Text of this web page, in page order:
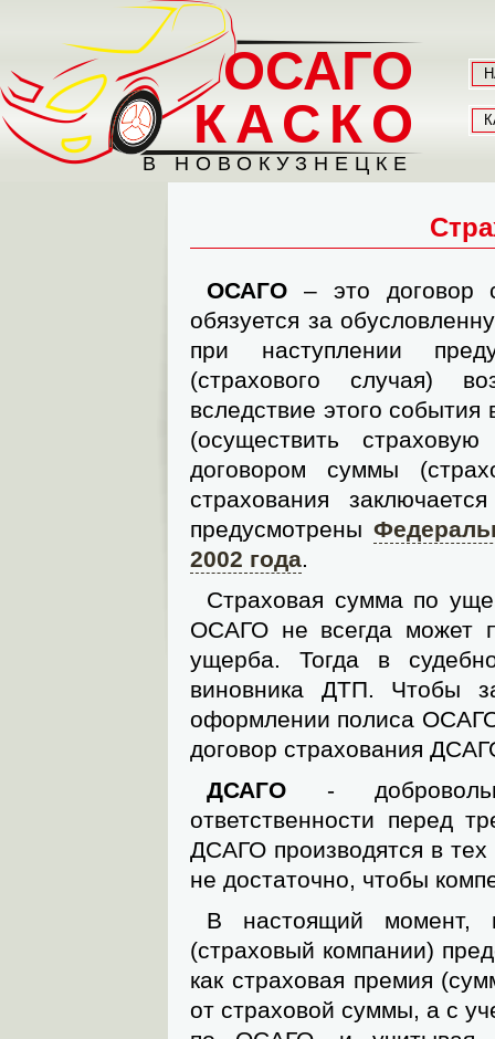
ОСАГО
КАСКО
В НОВОКУЗНЕЦКЕ
ОСАГО – это договор
обязуется за
при наступлении
(страхового случая)
вследствие этого
(осуществить
договором суммы
страхования
предусмотрены
2002 года.
Страховая сумма по
ОСАГО не всегда может
ущерба. Тогда в
виновника ДТП. Чтобы
оформлении полиса
договор страхования
ДСАГО -
ответственности перед
ДСАГО производятся в
не достаточно, чтобы
В настоящий момент,
(страховый компании)
как страховая премия
от страховой суммы, а с